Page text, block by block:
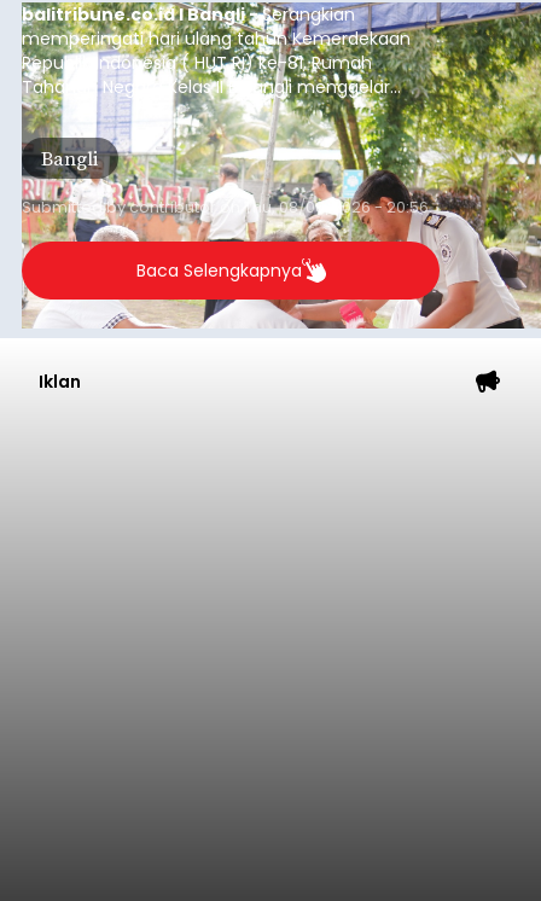
balitribune.co.id I Bangli -Serangkian
memperingati hari ulang tahun Kemerdekaan
Republik Indonesia ( HUT RI) ke-81, Rumah
Tahanan Negara Kelas II B Bangli menggelar
kegiatan pemeriksaan kesehatan gratis, Rabu
(6/8/2026).
Bangli
Submitted bycontributor Thu, 08/06/2026 - 20:56
Baca Selengkapnya
Iklan